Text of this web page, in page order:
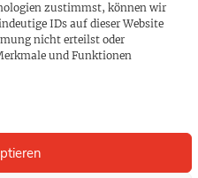
zustimmst, können wir
IDs auf dieser Website
nicht erteilst oder
und Funktionen